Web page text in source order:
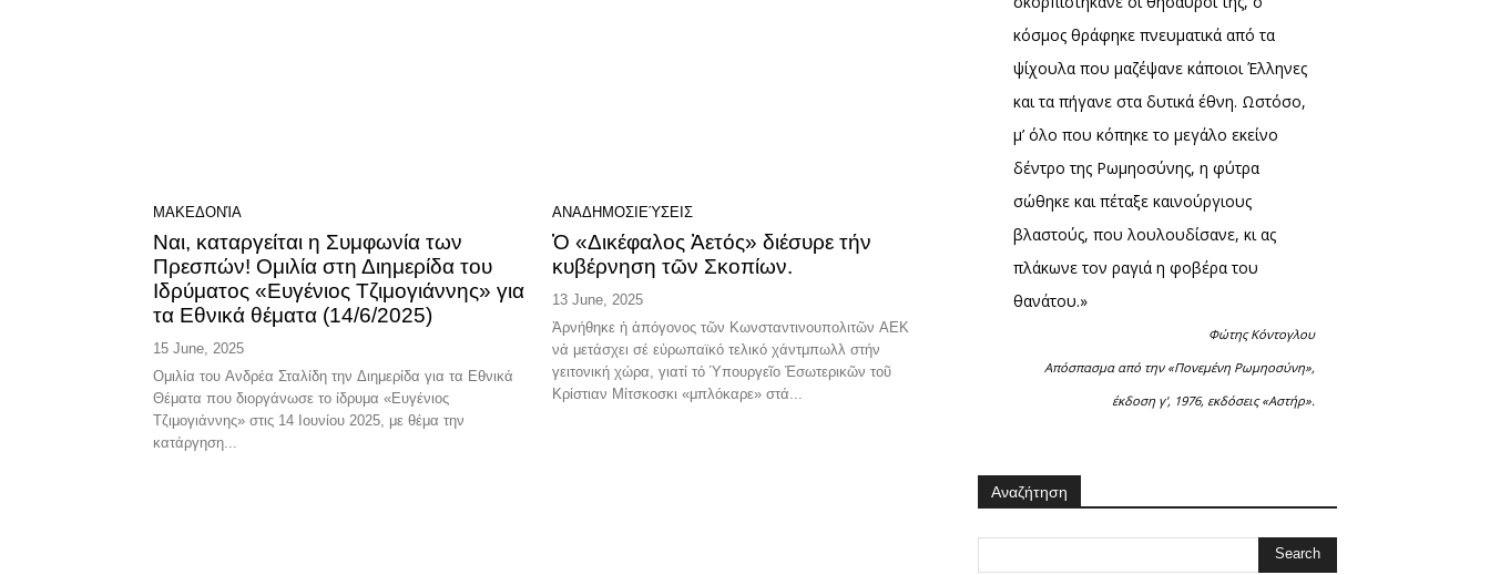
ΜΑΚΕΔΟΝΊΑ
Ναι, καταργείται η Συμφωνία των
Πρεσπών! Ομιλία στη Διημερίδα του
Ιδρύματος «Ευγένιος Τζιμογιάννης» για
τα Εθνικά θέματα (14/6/2025)
15 June, 2025
Ομιλία του Ανδρέα Σταλίδη την Διημερίδα για τα Εθνικά
Θέματα που διοργάνωσε το ίδρυμα «Ευγένιος
Τζιμογιάννης» στις 14 Ιουνίου 2025, με θέμα την
κατάργηση...
ΑΝΑΔΗΜΟΣΙΕΎΣΕΙΣ
Ὁ «Δικέφαλος Ἀετός» διέσυρε τήν
κυβέρνηση τῶν Σκοπίων.
13 June, 2025
Ἀρνήθηκε ἡ ἀπόγονος τῶν Κωνσταντινουπολιτῶν ΑΕΚ
νά μετάσχει σέ εὐρωπαϊκό τελικό χάντμπωλλ στήν
γειτονική χώρα, γιατί τό Ὑπουργεῖο Ἐσωτερικῶν τοῦ
Κρίστιαν Μίτσκοσκι «μπλόκαρε» στά...
κόσμος θράφηκε πνευματικά από τα
ψίχουλα που μαζέψανε κάποιοι Έλληνες
και τα πήγανε στα δυτικά έθνη. Ωστόσο,
μ’ όλο που κόπηκε το μεγάλο εκείνο
δέντρο της Ρωμηοσύνης, η φύτρα
σώθηκε και πέταξε καινούργιους
βλαστούς, που λουλουδίσανε, κι ας
πλάκωνε τον ραγιά η φοβέρα του
θανάτου.»
Φώτης Κόντογλου
Απόσπασμα από την «Πονεμένη Ρωμηοσύνη»,
έκδοση γ', 1976, εκδόσεις «Αστήρ».
Αναζήτηση